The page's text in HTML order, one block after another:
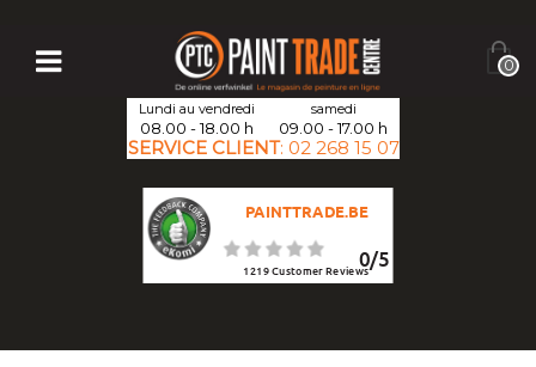
0
Lundi au vendredi
08.00 - 18.00 h
samedi
09.00 - 17.00 h
SERVICE CLIENT: 02 268 15 07
PAINTTRADE.BE
0/5
1219Customer Reviews